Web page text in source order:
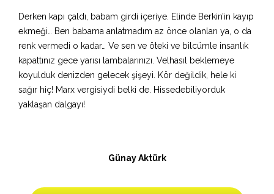
Derken kapı çaldı, babam girdi içeriye. Elinde Berkin’in kayıp
ekmeği… Ben babama anlatmadım az önce olanları ya, o da
renk vermedi o kadar… Ve sen ve öteki ve bilcümle insanlık
kapattınız gece yarısı lambalarınızı. Velhasıl beklemeye
koyulduk denizden gelecek şişeyi. Kör değildik, hele ki
sağır hiç! Marx vergisiydi belki de. Hissedebiliyorduk
yaklaşan dalgayı!
Günay Aktürk